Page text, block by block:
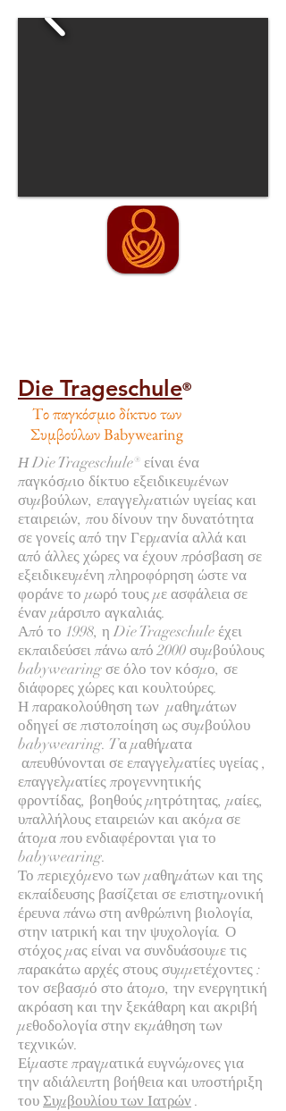
Die Trageschule®
Tο παγκόσμιο δίκτυο των
Συμβούλων Babywearing
ΗDie Trageschule® είναι ένα
παγκόσμιο δίκτυο εξειδικευμένων
συμβούλων, επαγγελματιών υγείας και
εταιρειών, που δίνουν την δυνατότητα
σε γονείς από την Γερμανία αλλά και
από άλλες χώρες να έχουν πρόσβαση σε
εξειδικευμένη πληροφόρηση ώστε να
φοράνε το μωρό τους με ασφάλεια σε
έναν μάρσιπο αγκαλιάς.
Από το 1998, η Die Trageschule έχει
εκπαιδεύσει πάνω από 2000 συμβούλους
babywearing σε όλο τον κόσμο, σε
διάφορες χώρες και κουλτούρες.
Η παρακολούθηση των μαθημάτων
οδηγεί σε πιστοποίηση ως συμβούλου
babywearing. Tα μαθήματα
απευθύνονται σε επαγγελματίες υγείας ,
επαγγελματίες προγεννητικής
φροντίδας, βοηθούς μητρότητας, μαίες,
υπαλλήλους εταιρειών και ακόμα σε
άτομα που ενδιαφέρονται για το
babywearing.
Το περιεχόμενο των μαθημάτων και της
εκπαίδευσης βασίζεται σε επιστημονική
έρευνα πάνω στη ανθρώπινη βιολογία,
στην ιατρική και την ψυχολογία. Ο
στόχος μας είναι να συνδυάσουμε τις
παρακάτω αρχές στους συμμετέχοντες :
τον σεβασμό στο άτομο, την ενεργητική
ακρόαση και την ξεκάθαρη και ακριβή
μεθοδολογία στην εκμάθηση των
τεχνικών.
Είμαστε πραγματικά ευγνώμονες για
την αδιάλειπτη βοήθεια και υποστήριξη
τουΣυμβουλίου των Ιατρών.